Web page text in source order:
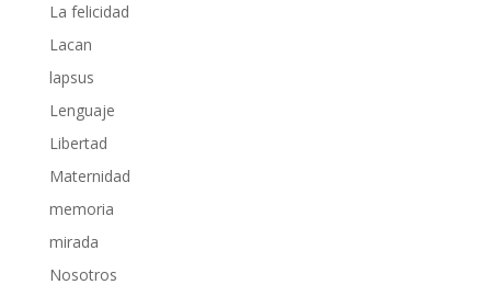
La felicidad
Lacan
lapsus
Lenguaje
Libertad
Maternidad
memoria
mirada
Nosotros